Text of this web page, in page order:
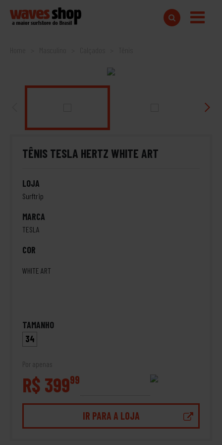
Home
TÊNIS TESLA HERTZ WHITE ART
LOJA
Surftrip
MARCA
TESLA
COR
WHITE ART
TAMANHO
34
Por apenas
R$ 39999
IR PARA A LOJA